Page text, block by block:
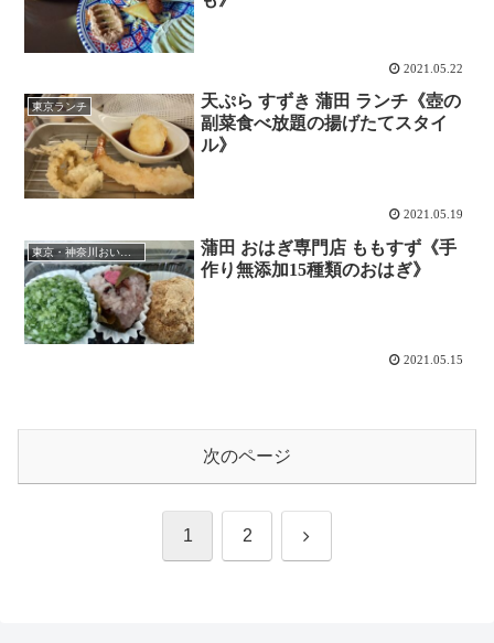
2021.05.22
東京ランチ
天ぷら すずき 蒲田 ランチ《壺の
副菜食べ放題の揚げたてスタイ
ル》
2021.05.19
東京・神奈川おいしいもの
蒲田 おはぎ専門店 ももすず《手
作り無添加15種類のおはぎ》
2021.05.15
次のページ
1 2 次